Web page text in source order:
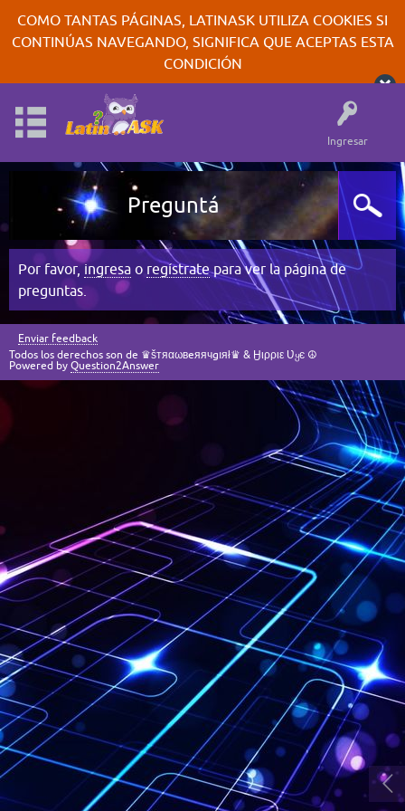
COMO TANTAS PÁGINAS, LATINASK UTILIZA COOKIES SI
CONTINÚAS NAVEGANDO, SIGNIFICA QUE ACEPTAS ESTA
CONDICIÓN
Ingresar
Preguntá
Por favor,ingresa o regístratepara ver la página de
preguntas.
Enviar feedback
Todos los derechos son de ♛šтяαωвeяячgıяł♛ & Ӈιρριε Ʋყє ☮
Powered by Question2Answer